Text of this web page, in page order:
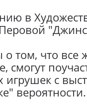
в
том, что
смогут
с
вероятности.